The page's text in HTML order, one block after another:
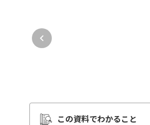
keyboard_arrow_left
この資料でわかること